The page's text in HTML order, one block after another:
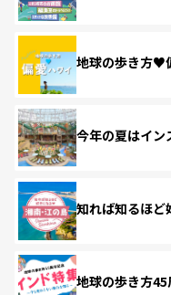
地球の歩き方♥
今年の夏はイン
知れば知るほど
地球の歩き方